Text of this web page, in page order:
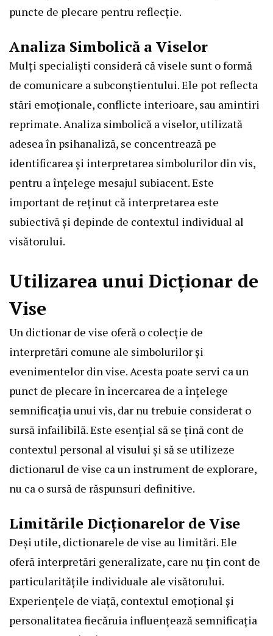
puncte de plecare pentru reflecție.
Analiza Simbolică a Viselor
Mulți specialiști consideră că visele sunt o formă
de comunicare a subconștientului. Ele pot reflecta
stări emoționale, conflicte interioare, sau amintiri
reprimate. Analiza simbolică a viselor, utilizată
adesea în psihanaliză, se concentrează pe
identificarea și interpretarea simbolurilor din vis,
pentru a înțelege mesajul subiacent. Este
important de reținut că interpretarea este
subiectivă și depinde de contextul individual al
visătorului.
Utilizarea unui Dicționar de
Vise
Un dictionar de vise oferă o colecție de
interpretări comune ale simbolurilor și
evenimentelor din vise. Acesta poate servi ca un
punct de plecare în încercarea de a înțelege
semnificația unui vis, dar nu trebuie considerat o
sursă infailibilă. Este esențial să se țină cont de
contextul personal al visului și să se utilizeze
dictionarul de vise ca un instrument de explorare,
nu ca o sursă de răspunsuri definitive.
Limitările Dicționarelor de Vise
Deși utile, dictionarele de vise au limitări. Ele
oferă interpretări generalizate, care nu țin cont de
particularitățile individuale ale visătorului.
Experiențele de viață, contextul emoțional și
personalitatea fiecăruia influențează semnificația